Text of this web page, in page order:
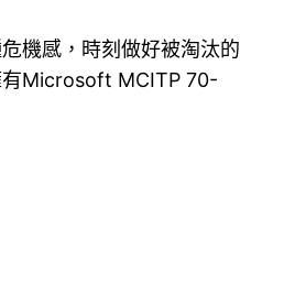
機感，時刻做好被淘汰的
有Microsoft MCITP 70-